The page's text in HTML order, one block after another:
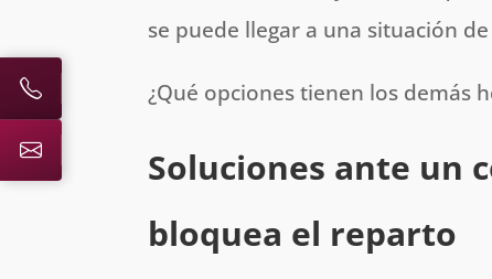
se puede llegar a una situación
¿Qué opciones tienen los demás
Soluciones ante un
bloquea el reparto